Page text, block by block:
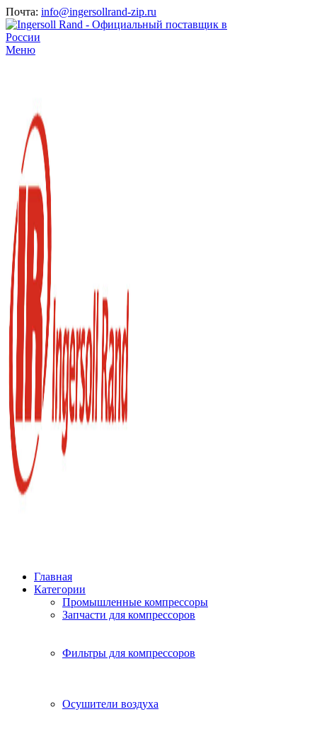
Почта: info@ingersollrand-zip.ru
Меню
Главная
Категории
Промышленные компрессоры
Запчасти для компрессоров
Фильтры для компрессоров
Осушители воздуха